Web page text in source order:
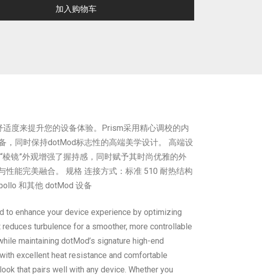
加入购物车
度来提升您的设备体验。Prism采用精心调校的内
，同时保持dotMod标志性的高端美学设计。 高端设
镜”外观增强了握持感，同时赋予其时尚优雅的外
能完美融合。 规格 连接方式：标准 510 耐热结构
和其他 dotMod 设备
enhance your device experience by optimizing
turbulence for a smoother, more controllable
maintaining dotMod’s signature high-end
excellent heat resistance and comfortable
that pairs well with any device. Whether you